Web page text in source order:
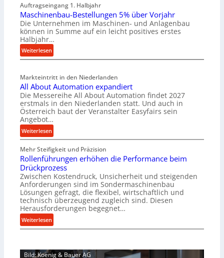
a
t
e
r
i
a
l
e
r
s
o
u
n
g
e
n
t
s
p
a
n
s
Auftragseingang 1. Halbjahr
Maschinenbau-Bestellungen 5% über Vorjahr
Die Unternehmen im Maschinen- und Anlagenbau
können in Summe auf ein leicht positives erstes
Halbjahr…
Weiterlesen:
M
s
c
h
i
n
e
n
a
u
B
e
s
t
e
l
u
Markteintritt in den Niederlanden
All About Automation expandiert
Die Messereihe All About Automation findet 2027
erstmals in den Niederlanden statt. Und auch in
Österreich baut der Veranstalter Easyfairs sein
Angebot…
Weiterlesen:
A
l
l
A
b
o
u
t
A
u
m
Mehr Steifigkeit und Präzision
Rollenführungen erhöhen die Performance beim
Drückprozess
Zwischen Kostendruck, Unsicherheit und steigenden
Anforderungen sind im Sondermaschinenbau
Lösungen gefragt, die flexibel, wirtschaftlich und
technisch überzeugend zugleich sind. Diesen
Herausforderungen begegnet…
Weiterlesen:
R
Bild: Koenig & Bauer AG